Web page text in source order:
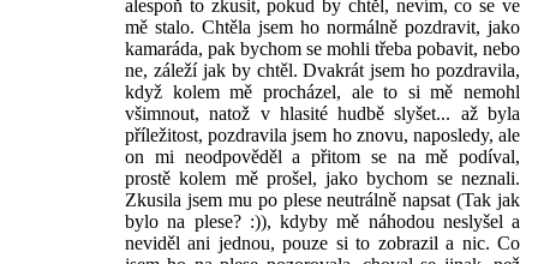
alespoň to zkusit, pokud by chtěl, nevím, co se ve
mě stalo. Chtěla jsem ho normálně pozdravit, jako
kamaráda, pak bychom se mohli třeba pobavit, nebo
ne, záleží jak by chtěl. Dvakrát jsem ho pozdravila,
když kolem mě procházel, ale to si mě nemohl
všimnout, natož v hlasité hudbě slyšet... až byla
příležitost, pozdravila jsem ho znovu, naposledy, ale
on mi neodpověděl a přitom se na mě podíval,
prostě kolem mě prošel, jako bychom se neznali.
Zkusila jsem mu po plese neutrálně napsat (Tak jak
bylo na plese? :)), kdyby mě náhodou neslyšel a
neviděl ani jednou, pouze si to zobrazil a nic. Co